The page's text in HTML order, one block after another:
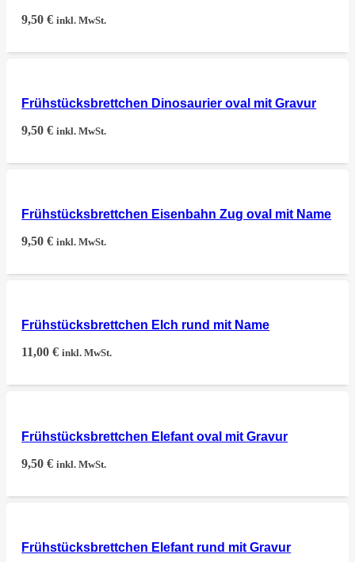
9,50€ inkl. MwSt.
Frühstücksbrettchen Dinosaurier oval mit Gravur
9,50€ inkl. MwSt.
Frühstücksbrettchen Eisenbahn Zug oval mit Name
9,50€ inkl. MwSt.
Frühstücksbrettchen Elch rund mit Name
11,00€ inkl. MwSt.
Frühstücksbrettchen Elefant oval mit Gravur
9,50€ inkl. MwSt.
Frühstücksbrettchen Elefant rund mit Gravur